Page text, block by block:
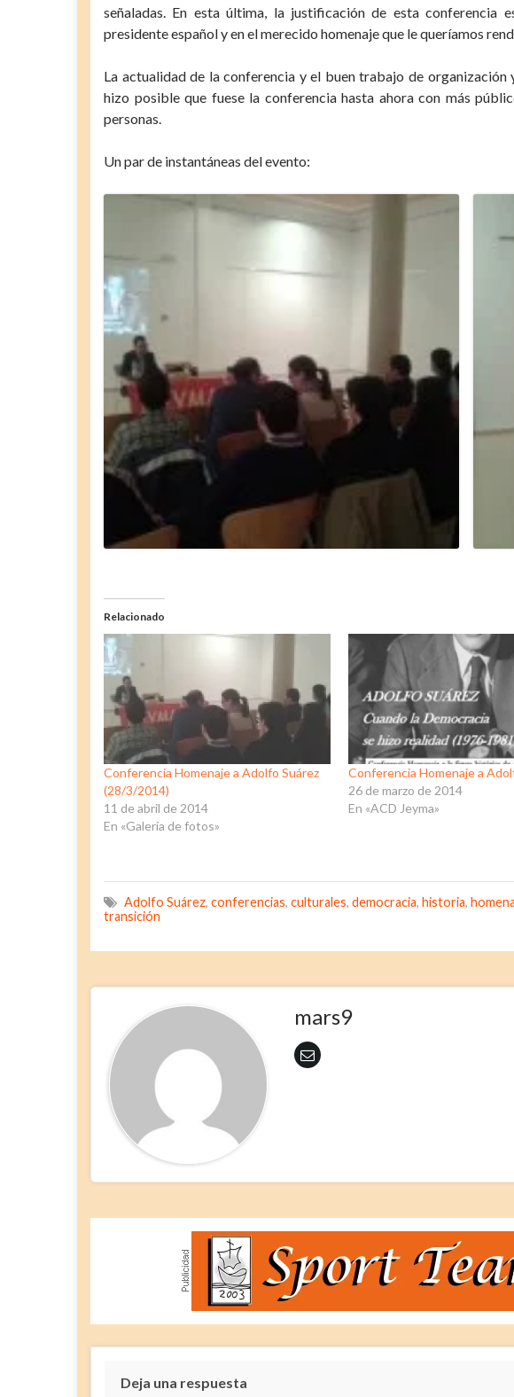
señaladas. En esta última, la justificación de esta conferencia
presidente español y en el merecido homenaje que le queríamos
La actualidad de la conferencia y el buen trabajo de
hizo posible que fuese la conferencia hasta ahora con más
personas.
Un par de instantáneas del evento:
Relacionado
Conferencia Homenaje a Adolfo Suárez
(28/3/2014)
11 de abril de 2014
En «Galería de fotos»
Conferencia Homenaje a
26 de marzo de 2014
En «ACD Jeyma»
Adolfo Suárez, conferencias, culturales, democracia, historia,
transición
mars9
Deja una respuesta